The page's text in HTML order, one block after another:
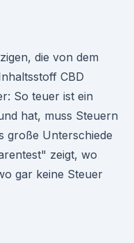
die von dem
CBD
So teuer ist ein
hat, muss Steuern
große Unterschiede
zeigt, wo
gar keine Steuer